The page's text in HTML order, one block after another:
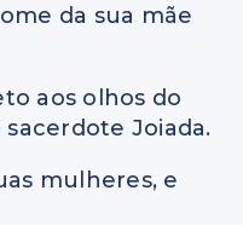
da sua mãe
aos olhos do
Joiada.
mulheres, e